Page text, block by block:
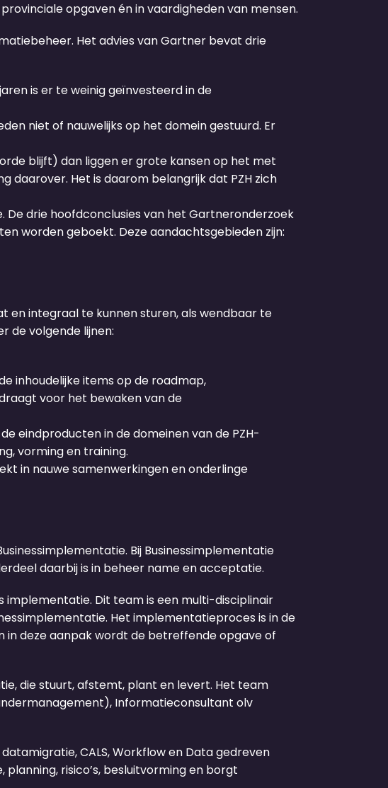
opgaven én in vaardigheden van mensen.
Het advies van Gartner bevat drie
is er te weinig geïnvesteerd in de
niet of nauwelijks op het domein gestuurd. Er
blijft) dan liggen er grote kansen op het met
Het is daarom belangrijk dat PZH zich
drie hoofdconclusies van het Gartneronderzoek
worden geboekt. Deze aandachtsgebieden zijn:
en integraal te kunnen sturen, als wendbaar te
de volgende lijnen:
inhoudelijke items op de roadmap,
voor het bewaken van de
eindproducten in de domeinen van de PZH-
vorming en training.
in nauwe samenwerkingen en onderlinge
Bij Businessimplementatie
daarbij is in beheer name en acceptatie.
implementatie. Dit team is een multi-disciplinair
Het implementatieproces is in de
in deze aanpak wordt de betreffende opgave of
die stuurt, afstemt, plant en levert. Het team
Informatieconsultant olv
CALS, Workflow en Data gedreven
risico’s, besluitvorming en borgt